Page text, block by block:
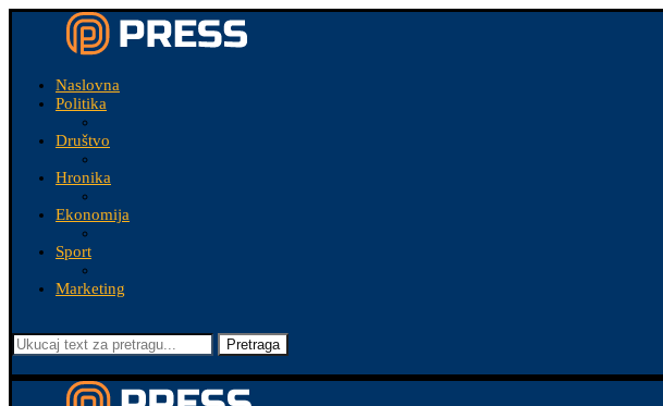
Naslovna
Politika
Društvo
Hronika
Ekonomija
Sport
Marketing
Pretraga